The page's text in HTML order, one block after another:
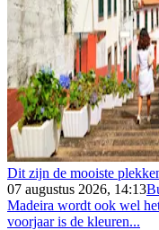
Dit zijn de mooiste
07 augustus 2026, 14:13
Madeira wordt ook wel
voorjaar is de kleuren...